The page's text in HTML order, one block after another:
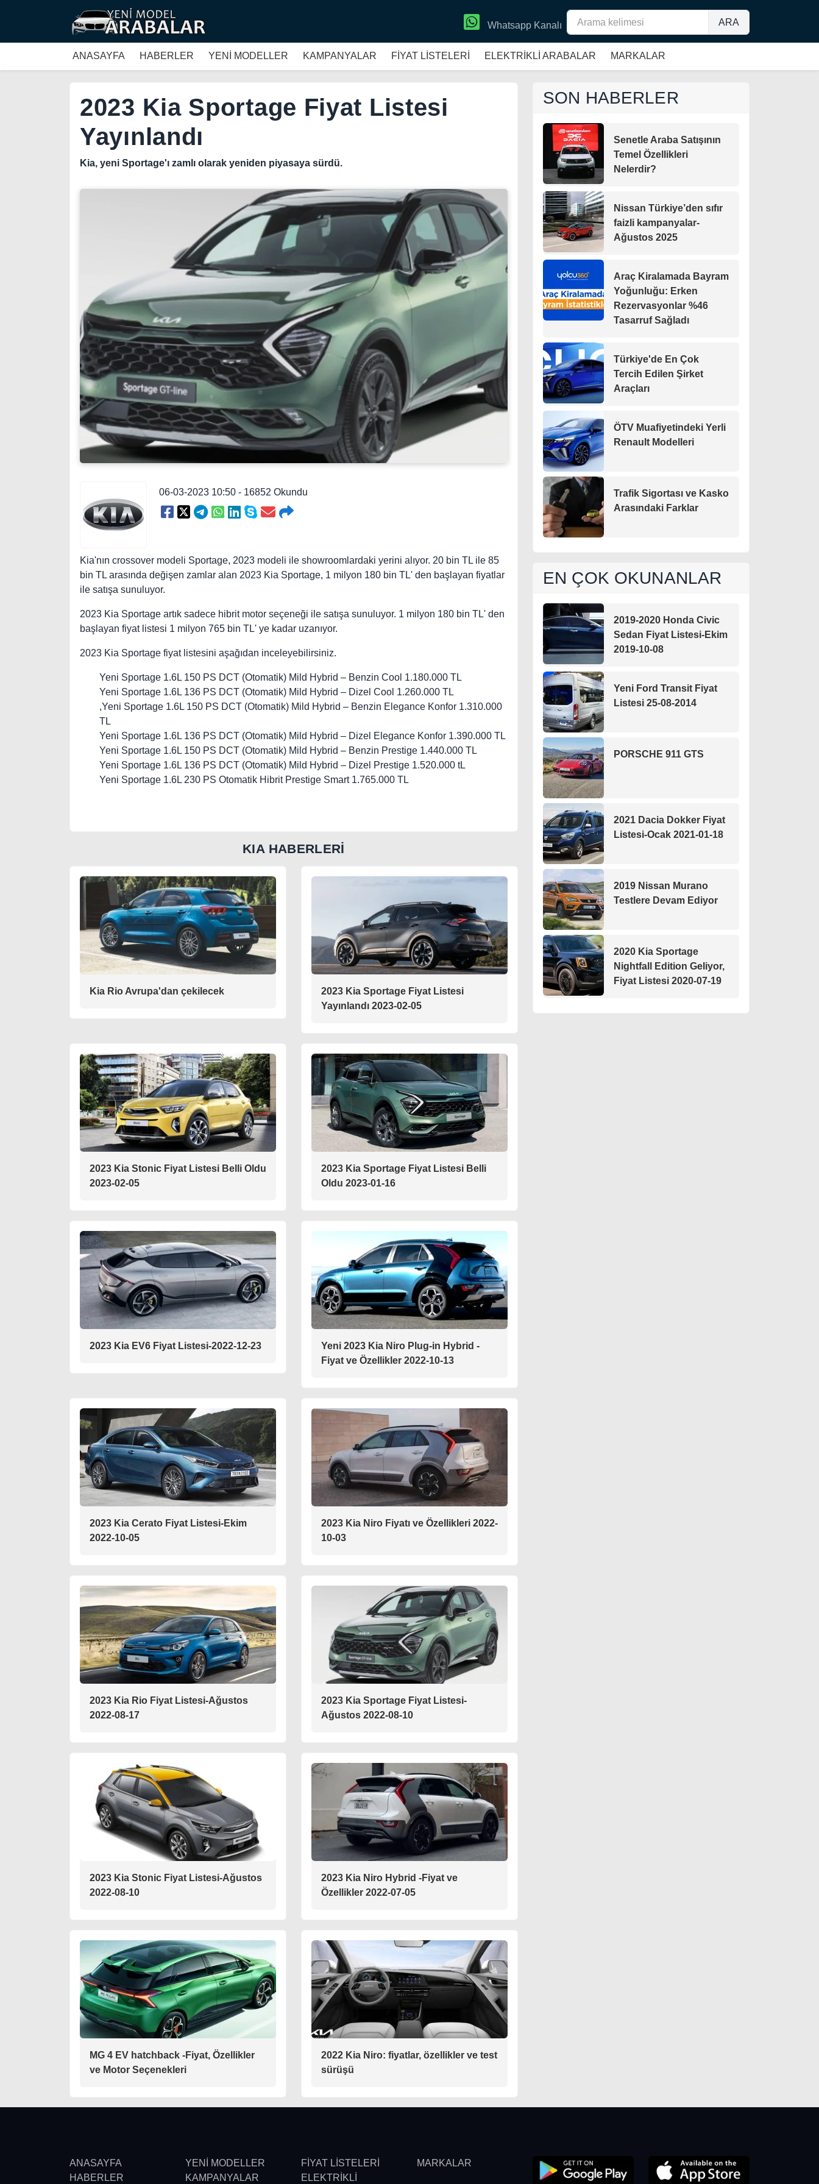
ARA
Whatsapp Kanalı
ANASAYFA HABERLER YENİ MODELLER KAMPANYALAR FİYAT LİSTELERİ ELEKTRİKLİ ARABALAR MARKALAR
2023 Kia Sportage Fiyat Listesi
Yayınlandı
Kia, yeni Sportage'ı zamlı olarak yeniden piyasaya sürdü.
06-03-2023 10:50 - 16852 Okundu
Kia'nın crossover modeli Sportage, 2023 modeli ile showroomlardaki yerini alıyor. 20 bin TL ile 85
bin TL arasında değişen zamlar alan 2023 Kia Sportage, 1 milyon 180 bin TL' den başlayan fiyatlar
ile satışa sunuluyor.
2023 Kia Sportage artık sadece hibrit motor seçeneği ile satışa sunuluyor. 1 milyon 180 bin TL' den
başlayan fiyat listesi 1 milyon 765 bin TL' ye kadar uzanıyor.
2023 Kia Sportage fiyat listesini aşağıdan inceleyebilirsiniz.
Yeni Sportage 1.6L 150 PS DCT (Otomatik) Mild Hybrid – Benzin Cool 1.180.000 TL
Yeni Sportage 1.6L 136 PS DCT (Otomatik) Mild Hybrid – Dizel Cool 1.260.000 TL
,Yeni Sportage 1.6L 150 PS DCT (Otomatik) Mild Hybrid – Benzin Elegance Konfor 1.310.000
TL
Yeni Sportage 1.6L 136 PS DCT (Otomatik) Mild Hybrid – Dizel Elegance Konfor 1.390.000 TL
Yeni Sportage 1.6L 150 PS DCT (Otomatik) Mild Hybrid – Benzin Prestige 1.440.000 TL
Yeni Sportage 1.6L 136 PS DCT (Otomatik) Mild Hybrid – Dizel Prestige 1.520.000 tL
Yeni Sportage 1.6L 230 PS Otomatik Hibrit Prestige Smart 1.765.000 TL
KIA HABERLERİ
Kia Rio Avrupa'dan çekilecek
2023 Kia Sportage Fiyat Listesi
Yayınlandı 2023-02-05
2023 Kia Stonic Fiyat Listesi Belli Oldu
2023-02-05
2023 Kia Sportage Fiyat Listesi Belli
Oldu 2023-01-16
2023 Kia EV6 Fiyat Listesi-2022-12-23
Yeni 2023 Kia Niro Plug-in Hybrid -
Fiyat ve Özellikler 2022-10-13
2023 Kia Cerato Fiyat Listesi-Ekim
2022-10-05
2023 Kia Niro Fiyatı ve Özellikleri 2022-
10-03
2023 Kia Rio Fiyat Listesi-Ağustos
2022-08-17
2023 Kia Sportage Fiyat Listesi-
Ağustos 2022-08-10
2023 Kia Stonic Fiyat Listesi-Ağustos
2022-08-10
2023 Kia Niro Hybrid -Fiyat ve
Özellikler 2022-07-05
MG 4 EV hatchback -Fiyat, Özellikler
ve Motor Seçenekleri
2022 Kia Niro: fiyatlar, özellikler ve test
sürüşü
SON HABERLER
Senetle Araba Satışının
Temel Özellikleri
Nelerdir?
Nissan Türkiye’den sıfır
faizli kampanyalar-
Ağustos 2025
Araç Kiralamada Bayram
Yoğunluğu: Erken
Rezervasyonlar %46
Tasarruf Sağladı
Türkiye'de En Çok
Tercih Edilen Şirket
Araçları
ÖTV Muafiyetindeki Yerli
Renault Modelleri
Trafik Sigortası ve Kasko
Arasındaki Farklar
EN ÇOK OKUNANLAR
2019-2020 Honda Civic
Sedan Fiyat Listesi-Ekim
2019-10-08
Yeni Ford Transit Fiyat
Listesi 25-08-2014
PORSCHE 911 GTS
2021 Dacia Dokker Fiyat
Listesi-Ocak 2021-01-18
2019 Nissan Murano
Testlere Devam Ediyor
2020 Kia Sportage
Nightfall Edition Geliyor,
Fiyat Listesi 2020-07-19
ANASAYFA
HABERLER
YENİ MODELLER
KAMPANYALAR
FİYAT LİSTELERİ
ELEKTRİKLİ
MARKALAR